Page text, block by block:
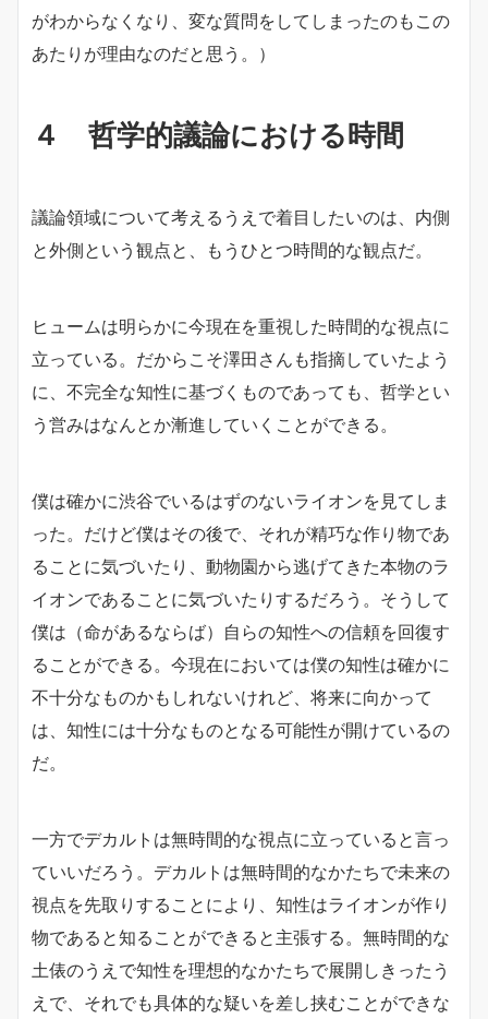
がわからなくなり、変な質問をしてしまったのもこの
あたりが理由なのだと思う。）
４ 哲学的議論における時間
議論領域について考えるうえで着目したいのは、内側
と外側という観点と、もうひとつ時間的な観点だ。
ヒュームは明らかに今現在を重視した時間的な視点に
立っている。だからこそ澤田さんも指摘していたよう
に、不完全な知性に基づくものであっても、哲学とい
う営みはなんとか漸進していくことができる。
僕は確かに渋谷でいるはずのないライオンを見てしま
った。だけど僕はその後で、それが精巧な作り物であ
ることに気づいたり、動物園から逃げてきた本物のラ
イオンであることに気づいたりするだろう。そうして
僕は（命があるならば）自らの知性への信頼を回復す
ることができる。今現在においては僕の知性は確かに
不十分なものかもしれないけれど、将来に向かって
は、知性には十分なものとなる可能性が開けているの
だ。
一方でデカルトは無時間的な視点に立っていると言っ
ていいだろう。デカルトは無時間的なかたちで未来の
視点を先取りすることにより、知性はライオンが作り
物であると知ることができると主張する。無時間的な
土俵のうえで知性を理想的なかたちで展開しきったう
えで、それでも具体的な疑いを差し挟むことができな